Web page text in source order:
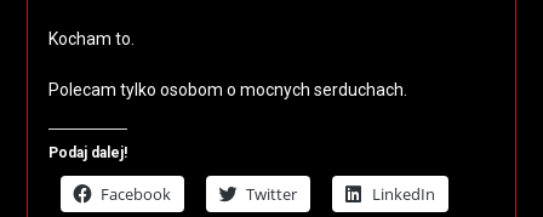
Kocham to.
Polecam tylko osobom o mocnych serduchach.
Podaj dalej!
Facebook Twitter LinkedIn